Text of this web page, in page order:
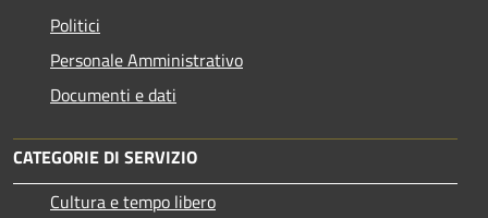
Politici
Personale Amministrativo
Documenti e dati
CATEGORIE DI SERVIZIO
Cultura e tempo libero